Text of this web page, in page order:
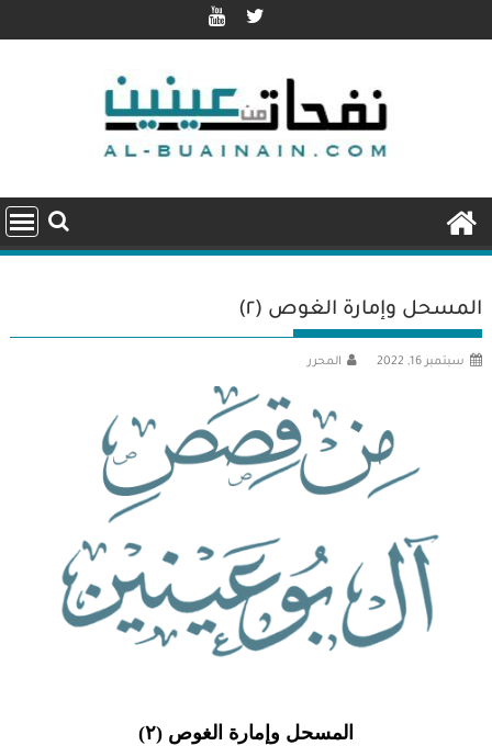
to
المسحل وإمارة الغوص (٢)
سبتمبر 16, 2022 المحرر
المسحل وإمارة الغوص (٢)